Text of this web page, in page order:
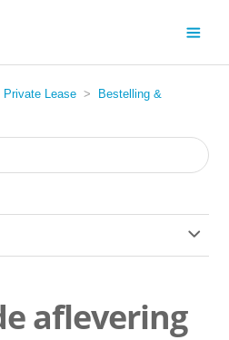
Private Lease
Bestelling &
aflevering